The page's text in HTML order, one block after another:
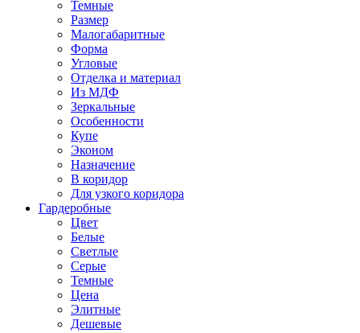
Темные
Размер
Малогабаритные
Форма
Угловые
Отделка и материал
Из МДФ
Зеркальные
Особенности
Купе
Эконом
Назначение
В коридор
Для узкого коридора
Гардеробные
Цвет
Белые
Светлые
Серые
Темные
Цена
Элитные
Дешевые